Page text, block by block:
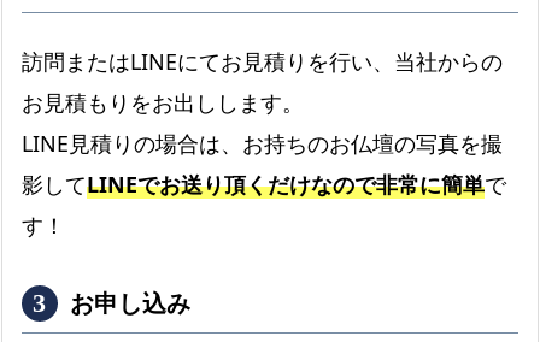
訪問またはLINEにてお見積りを行い、当社からの
お見積もりをお出しします。
LINE見積りの場合は、お持ちのお仏壇の写真を撮
影してLINEでお送り頂くだけなので非常に簡単で
す！
お申し込み